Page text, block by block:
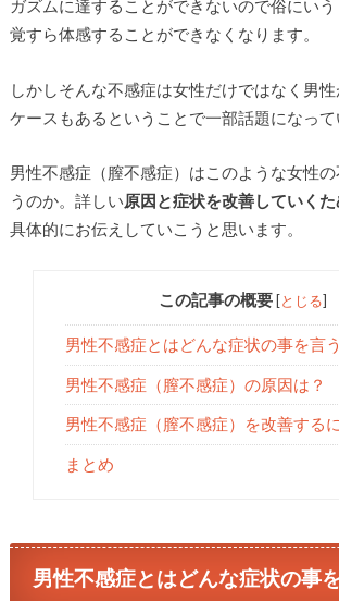
ガズムに達することができないので俗にい
覚すら体感することができなくなります。
しかしそんな不感症は女性だけではなく男
ケースもあるということで一部話題になって
男性不感症（膣不感症）はこのような女性
うのか。詳しい原因と症状を改善していく
具体的にお伝えしていこうと思います。
この記事の概要 [とじる]
男性不感症とはどんな症状の事を言
男性不感症（膣不感症）の原因は？
男性不感症（膣不感症）を改善する
まとめ
男性不感症とはどんな症状の事